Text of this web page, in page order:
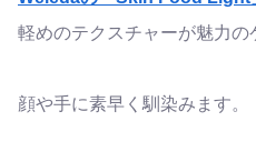
軽めのテクスチャーが魅力の
顔や手に素早く馴染みます。